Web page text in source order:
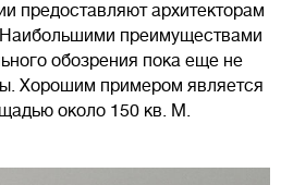
предоставляют архитекторам
преимуществами
обозрения пока еще не
Хорошим примером является
около 150 кв. М.